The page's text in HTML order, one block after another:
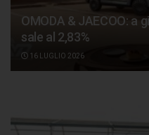
OMODA & JAECOO: a
sale al 2,83%
16 LUGLIO 2026